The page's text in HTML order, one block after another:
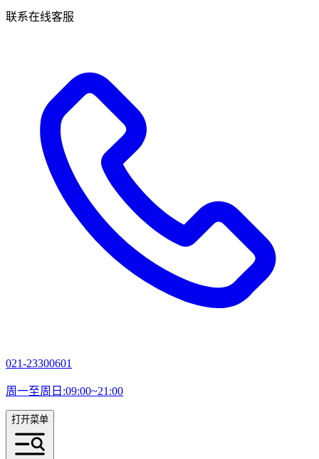
联系在线客服
021-23300601
周一至周日:09:00~21:00
打开菜单